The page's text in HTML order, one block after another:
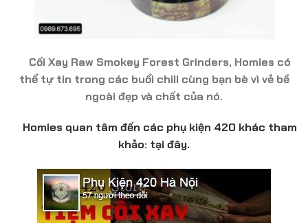
Cối Xay Raw Smokey Forest Grinders, Homies có
thể tự tin trong các buổi chill cùng bạn bè vì vẻ bề
ngoài đẹp và chất của nó.
Homies quan tâm đến các phụ kiện 420 khác tham
khảo: tại đây.